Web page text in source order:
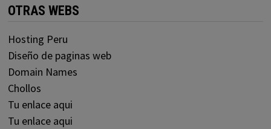
OTRAS WEBS
Hosting Peru
Diseño de paginas web
Domain Names
Chollos
Tu enlace aqui
Tu enlace aqui